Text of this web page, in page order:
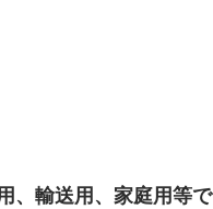
、輸送用、家庭用等で